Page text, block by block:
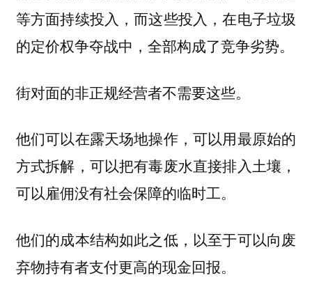
等方面持续投入，而这些投入，在电子垃圾
的定价权争夺战中，全部构成了竞争劣势。
街对面的非正规经营者不需要这些。
他们可以在露天场地操作，可以用最原始的
方式拆解，可以把有毒废水直接排入土壤，
可以雇佣没有社会保障的临时工。
他们的成本结构如此之低，以至于可以向废
弃物持有者支付更高的现金回报。